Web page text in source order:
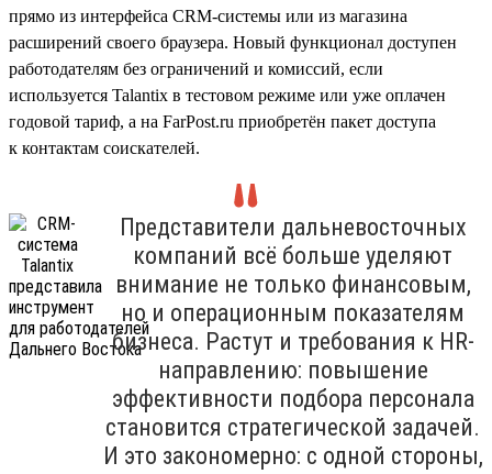
прямо из интерфейса CRM-системы или из магазина
расширений своего браузера. Новый функционал доступен
работодателям без ограничений и комиссий, если
используется Talantix в тестовом режиме или уже оплачен
годовой тариф, а на FarPost.ru приобретён пакет доступа
к контактам соискателей.
Представители дальневосточных
компаний всё больше уделяют
внимание не только финансовым,
но и операционным показателям
бизнеса. Растут и требования к HR-
направлению: повышение
эффективности подбора персонала
становится стратегической задачей.
И это закономерно: с одной стороны,